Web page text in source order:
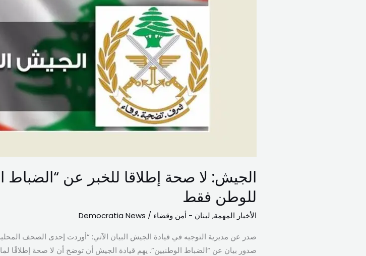
الجيش: لا صحة إطلاقا للخبر عن “الضباط
للوطن فقط
الأخبار المهمة, لبنان - أمن وقضاء /
Democratia News
صدر عن مديرية التوجيه في قيادة الجيش البيان الآتي: “أوردت إحدى الصحف
صدور بيان عن “الضباط الوطنيين”. يهم قيادة الجيش أن توضح أن لا صحة